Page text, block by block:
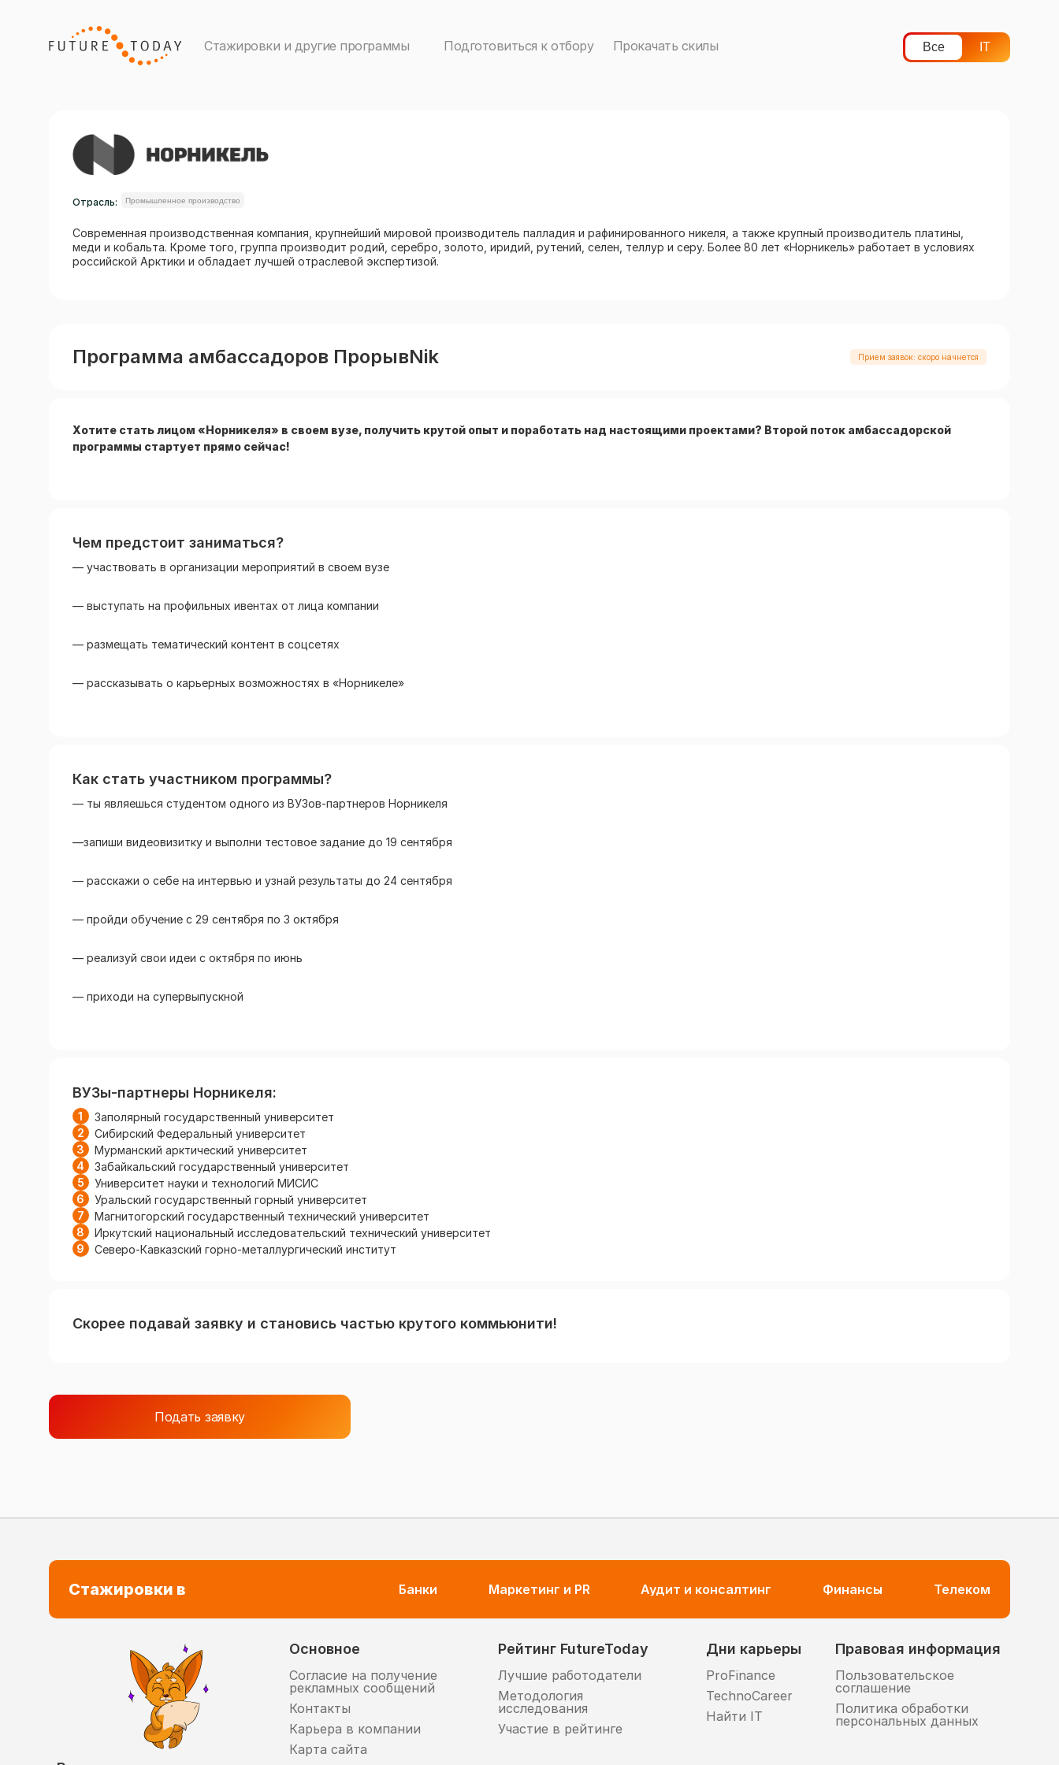
Стажировки и другие программы Подготовиться к отбору Прокачать скилы Все IT
Отрасль: Промышленное производство
Современная производственная компания, крупнейший мировой производитель палладия и рафинированного никеля, а также крупный производитель платины,
меди и кобальта. Кроме того, группа производит родий, серебро, золото, иридий, рутений, селен, теллур и серу. Более 80 лет «Норникель» работает в условиях
российской Арктики и обладает лучшей отраслевой экспертизой.
Программа амбассадоров ПрорывNik Прием заявок: скоро начнется
Хотите стать лицом «Норникеля» в своем вузе, получить крутой опыт и поработать над настоящими проектами? Второй поток амбассадорской
программы стартует прямо сейчас!
Чем предстоит заниматься?
— участвовать в организации мероприятий в своем вузе
— выступать на профильных ивентах от лица компании
— размещать тематический контент в соцсетях
— рассказывать о карьерных возможностях в «Норникеле»
Как стать участником программы?
— ты являешься студентом одного из ВУЗов-партнеров Норникеля
—запиши видеовизитку и выполни тестовое задание до 19 сентября
— расскажи о себе на интервью и узнай результаты до 24 сентября
— пройди обучение с 29 сентября по 3 октября
— реализуй свои идеи с октября по июнь
— приходи на супервыпускной
ВУЗы-партнеры Норникеля:
Заполярный государственный университет
Сибирский Федеральный университет
Мурманский арктический университет
Забайкальский государственный университет
Университет науки и технологий МИСИС
Уральский государственный горный университет
Магнитогорский государственный технический университет
Иркутский национальный исследовательский технический университет
Северо-Кавказский горно-металлургический институт
Скорее подавай заявку и становись частью крутого коммьюнити!
Подать заявку
Стажировки в Банки Маркетинг и PR Аудит и консалтинг Финансы Телеком
Основное
Согласие на получение
рекламных сообщений
Контакты
Карьера в компании
Карта сайта
Рейтинг FutureToday
Лучшие работодатели
Методология
исследования
Участие в рейтинге
Дни карьеры
ProFinance
TechnoCareer
Найти IT
Правовая информация
Пользовательское
соглашение
Политика обработки
персональных данных